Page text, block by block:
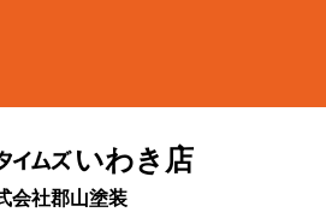
いわき店
会社郡山塗装